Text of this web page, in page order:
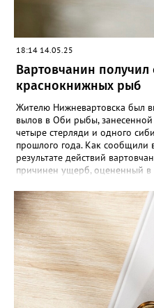
18:14 14.05.25
Вартовчанин получил
краснокнижных рыб
Жителю Нижневартовска был
вылов в Оби рыбы,
четыре стерляди и одного
прошлого года. Как сообщили
результате действий
причинен ущерб, оцененный в
свободы условно с
говорится в сообщении. Также
моторную лодку и передали
приговор не вступил в